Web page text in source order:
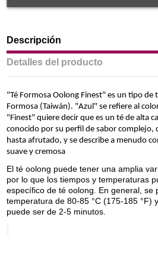
Descripción
Detalles del producto
"Té Formosa Oolong Finest" es un tipo de
Formosa (Taiwán). "Azul" se refiere al
"Finest" quiere decir que es un té de alta
conocido por su perfil de sabor complejo,
hasta afrutado, y se describe a menudo
suave y cremosa
El té oolong puede tener una amplia
por lo que los tiempos y temperaturas
específico de té oolong. En general, se
temperatura de 80-85 °C (175-185 °F)
puede ser de 2-5 minutos.